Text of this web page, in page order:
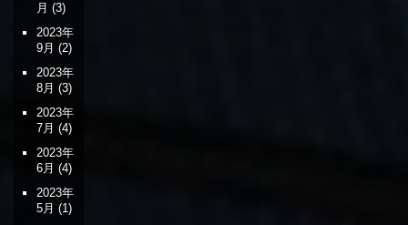
月 (3)
2023年
9月 (2)
2023年
8月 (3)
2023年
7月 (4)
2023年
6月 (4)
2023年
5月 (1)